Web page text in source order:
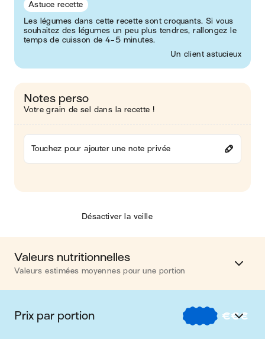
Astuce recette
Les légumes dans cette recette sont croquants. Si vous
souhaitez des légumes un peu plus tendres, rallongez le
temps de cuisson de 4-5 minutes.
Un client astucieux
Notes perso
Votre grain de sel dans la recette !
Touchez pour ajouter une note privée
Désactiver la veille
Valeurs nutritionnelles
Valeurs estimées moyennes pour une portion
Calories 324 kcal
Matières grasses 14 g
Prix par portion €€€